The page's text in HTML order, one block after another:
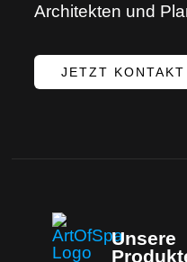
Architekten und
JETZT KONTAKT
Unsere